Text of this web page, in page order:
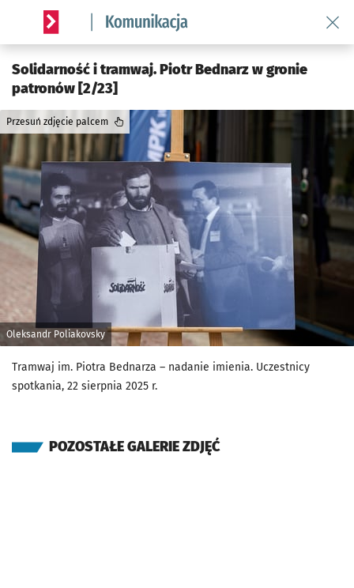
Serwis informacyjny wroclaw.pl podserwis: Komunikacja
Solidarność i tramwaj. Piotr Bednarz w gronie
patronów [2/23]
Oleksandr Poliakovsky
Przesuń zdjęcie palcem
Tramwaj im. Piotra Bednarza – nadanie imienia. Uczestnicy
spotkania, 22 sierpnia 2025 r.
POZOSTAŁE GALERIE ZDJĘĆ